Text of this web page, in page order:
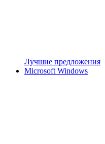
Лучшие предложения
Microsoft Windows